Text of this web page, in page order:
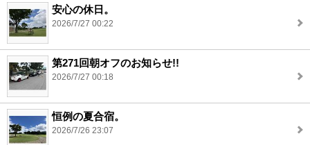
安心の休日。
2026/7/27 00:22
第271回朝オフのお知らせ!!
2026/7/27 00:18
恒例の夏合宿。
2026/7/26 23:07